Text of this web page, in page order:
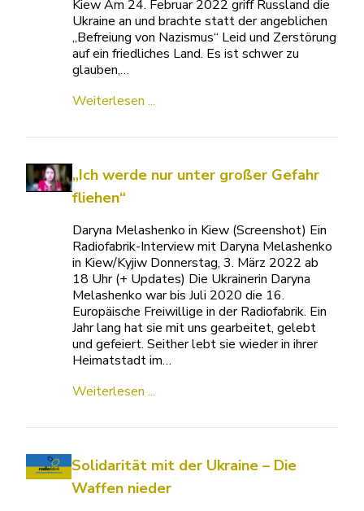
Kiew Am 24. Februar 2022 griff Russland die
Ukraine an und brachte statt der angeblichen
„Befreiung von Nazismus“ Leid und Zerstörung
auf ein friedliches Land. Es ist schwer zu
glauben,…
Weiterlesen ...
„Ich werde nur unter großer Gefahr
fliehen“
Daryna Melashenko in Kiew (Screenshot) Ein
Radiofabrik-Interview mit Daryna Melashenko
in Kiew/Kyjiw Donnerstag, 3. März 2022 ab
18 Uhr (+ Updates) Die Ukrainerin Daryna
Melashenko war bis Juli 2020 die 16.
Europäische Freiwillige in der Radiofabrik. Ein
Jahr lang hat sie mit uns gearbeitet, gelebt
und gefeiert. Seither lebt sie wieder in ihrer
Heimatstadt im…
Weiterlesen ...
Solidarität mit der Ukraine – Die
Waffen nieder